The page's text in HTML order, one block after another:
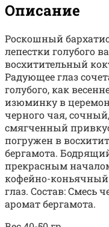
Описание
Роскошный
лепестки голубого
восхитительный
Радующее глаз
голубого, как
изюминку в
черного чая,
смягченный
погружен в
бергамота.
прекрасным
кофейно-коньячный
глаз. Состав: Смесь
аромат бергамота.